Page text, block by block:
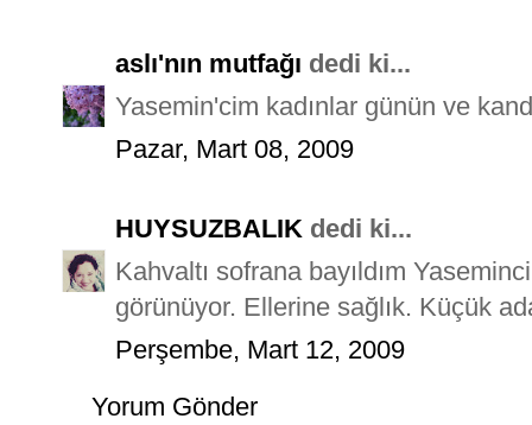
aslı'nın mutfağı dedi ki...
Yasemin'cim kadınlar günün ve
Pazar, Mart 08, 2009
HUYSUZBALIK dedi ki...
Kahvaltı sofrana bayıldım
görünüyor. Ellerine sağlık. Küçük
Perşembe, Mart 12, 2009
Yorum Gönder